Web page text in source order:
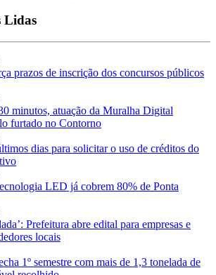
Lidas
prazos de inscrição dos concursos públicos
minutos, atuação da Muralha Digital
furtado no Contorno
dias para solicitar o uso de créditos do
LED já cobrem 80% de Ponta
Prefeitura abre edital para empresas e
locais
1º semestre com mais de 1,3 tonelada de